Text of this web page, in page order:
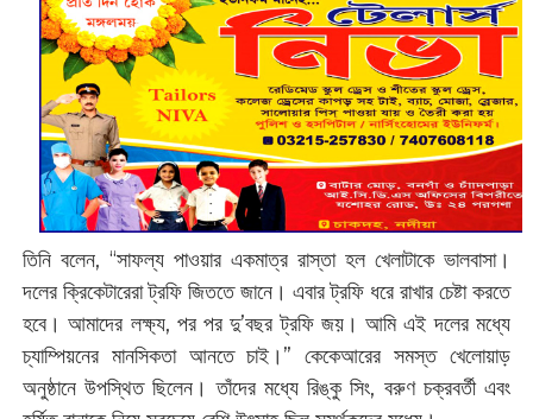
তিনি বলেন, “সাফল্য পাওয়ার একমাত্র রাস্তা হল খেলাটাকে ভালবাসা।
দলের ক্রিকেটারেরা ট্রফি জিততে জানে। এবার ট্রফি ধরে রাখার চেষ্টা করতে
হবে। আমাদের লক্ষ্য, পর পর দু’বছর ট্রফি জয়। আমি এই দলের মধ্যে
চ্যাম্পিয়নের মানসিকতা আনতে চাই।” কেকেআরের সমস্ত খেলোয়াড়
অনুষ্ঠানে উপস্থিত ছিলেন। তাঁদের মধ্যে রিঙ্কু সিং, বরুণ চক্রবর্তী এবং